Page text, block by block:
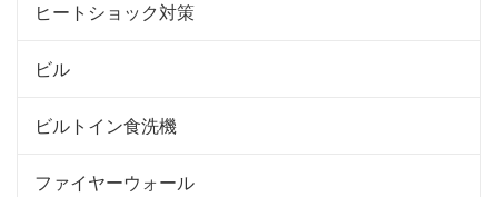
ヒートショック対策
ビル
ビルトイン食洗機
ファイヤーウォール